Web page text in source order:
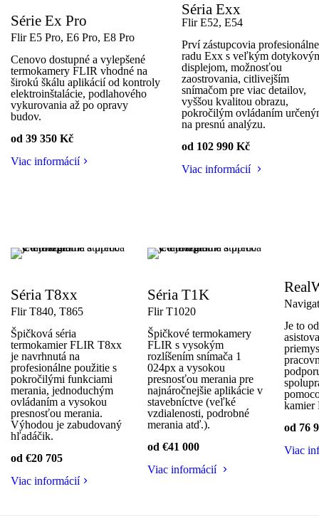
Série Ex Pro
Flir E5 Pro, E6 Pro, E8 Pro
Cenovo dostupné a vylepšené
termokamery FLIR vhodné na
širokú škálu aplikácií od kontroly
elektroinštalácie, podlahového
vykurovania až po opravy
budov.
od 39 350 Kč
Viac informácií
Séria Exx
Flir E52, E54
Prví zástupcovia
radu Exx s veľkým
displejom, možnosťou
zaostrovania, citlivejším
snímačom pre viac detailov,
vyššou kvalitou obrazu,
pokročilým ovládaním
na presnú analýzu.
od 102 990 Kč
Viac informácií
Séria T8xx
Flir T840, T865
Špičková séria
termokamier FLIR T8xx
je navrhnutá na
profesionálne použitie s
pokročilými funkciami
merania, jednoduchým
ovládaním a vysokou
presnosťou merania.
Výhodou je zabudovaný
hľadáčik.
od €20 705
Viac informácií
Séria T1K
Flir T1020
Špičkové termokamery
FLIR s vysokým
rozlíšením snímača 1
024px a vysokou
presnosťou merania pre
najnáročnejšie aplikácie v
stavebníctve (veľké
vzdialenosti, podrobné
merania atď.).
od €41 000
Viac informácií
Je to
kamier
od 76
Viac